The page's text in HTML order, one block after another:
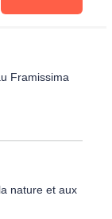
Framissima
nature et aux